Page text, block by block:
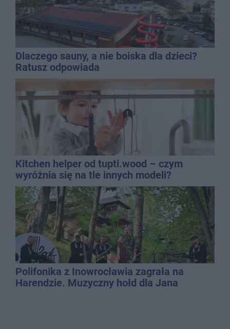
Dlaczego sauny, a nie boiska dla dzieci?
Ratusz odpowiada
Kitchen helper od tupti.wood – czym
wyróżnia się na tle innych modeli?
Polifonika z Inowrocławia zagrała na
Harendzie. Muzyczny hołd dla Jana